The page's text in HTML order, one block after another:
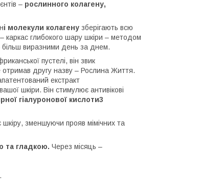
– рослинного колагену,
і молекули колагену зберігають всю
каркас глибокого шару шкіри – методом
більш виразними день за днем.
пустелі, він звик
другу назву – Рослина Життя.
екстракт
шкіри. Він стимулює антивікові
гіалуронової кислоти3
зменшуючи прояв мімічних та
та гладкою. Через місяць –